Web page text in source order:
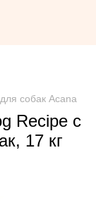
собак Acana
Recipe с
17 кг